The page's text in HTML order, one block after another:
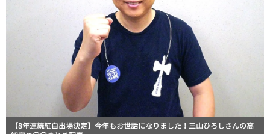
【8年連続紅白出場決定】今年もお世話になりました！三山ひろしさんの高